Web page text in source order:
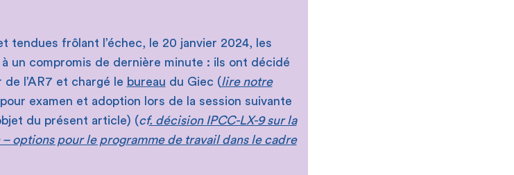
tendues frôlant l’échec, le 20 janvier 2024, les
un compromis de dernière minute : ils ont décidé
l’AR7 et chargé le bureau du Giec (lire notre
examen et adoption lors de la session suivante
du présent article) (cf. décision IPCC-LX-9 sur la
options pour le programme de travail dans le cadre